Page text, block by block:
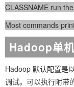
CLASSNAME run
Most commands
Hadoop单
Hadoop 默认配置是
调试。可以执行附带